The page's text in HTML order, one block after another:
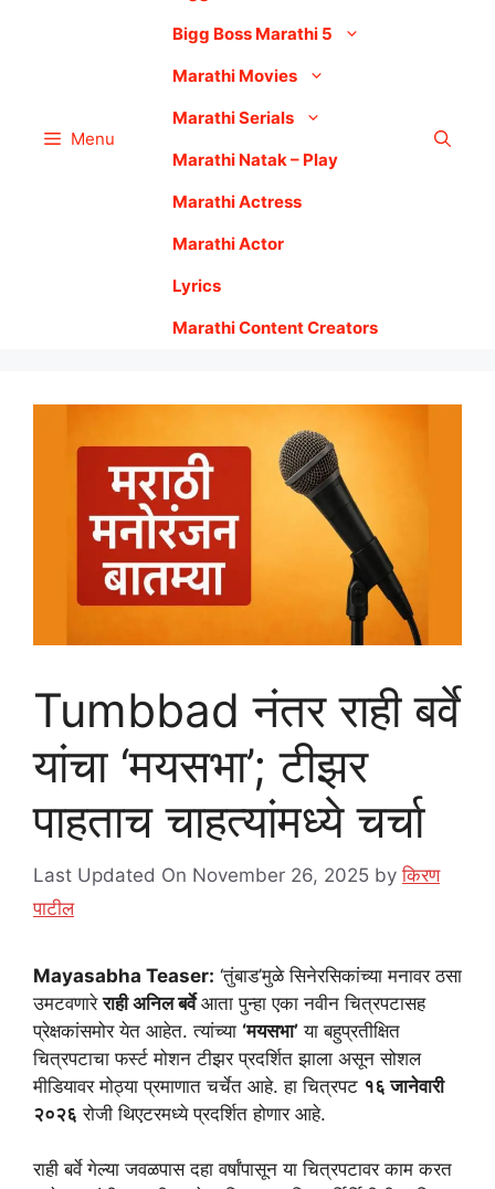
Menu
Bigg Boss Marathi 5
Marathi Movies
Marathi Serials
Marathi Natak – Play
Marathi Actress
Marathi Actor
Lyrics
Marathi Content Creators
Tumbbad नंतर राही बर्वे
यांचा ‘मयसभा’; टीझर
पाहताच चाहत्यांमध्ये चर्चा
Last Updated On November 26, 2025 byकिरण
पाटील
Mayasabha Teaser: ‘तुंबाड’मुळे सिनेरसिकांच्या मनावर ठसा
उमटवणारेराही अनिल बर्वेआता पुन्हा एका नवीन चित्रपटासह
प्रेक्षकांसमोर येत आहेत. त्यांच्या ‘मयसभा’ या बहुप्रतीक्षित
चित्रपटाचा फर्स्ट मोशन टीझर प्रदर्शित झाला असून सोशल
मीडियावर मोठ्या प्रमाणात चर्चेत आहे. हा चित्रपट १६ जानेवारी
२०२६ रोजी थिएटरमध्ये प्रदर्शित होणार आहे.
राही बर्वे गेल्या जवळपास दहा वर्षांपासून या चित्रपटावर काम करत